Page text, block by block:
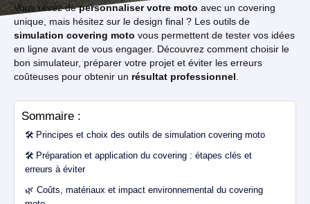
Vous rêvez depersonnaliser votre moto avec un covering
unique, mais hésitez sur le design final ? Les outils de
simulation covering moto vous permettent de tester vos idées
en ligne avant de vous engager. Découvrez comment choisir le
bon simulateur, préparer votre projet et éviter les erreurs
coûteuses pour obtenir un résultat professionnel
Sommaire :
🛠️ Principes et choix des outils de simulation covering moto
🛠️ Préparation et application du covering : étapes clés et
erreurs à éviter
🌿 Coûts, matériaux et impact environnemental du covering